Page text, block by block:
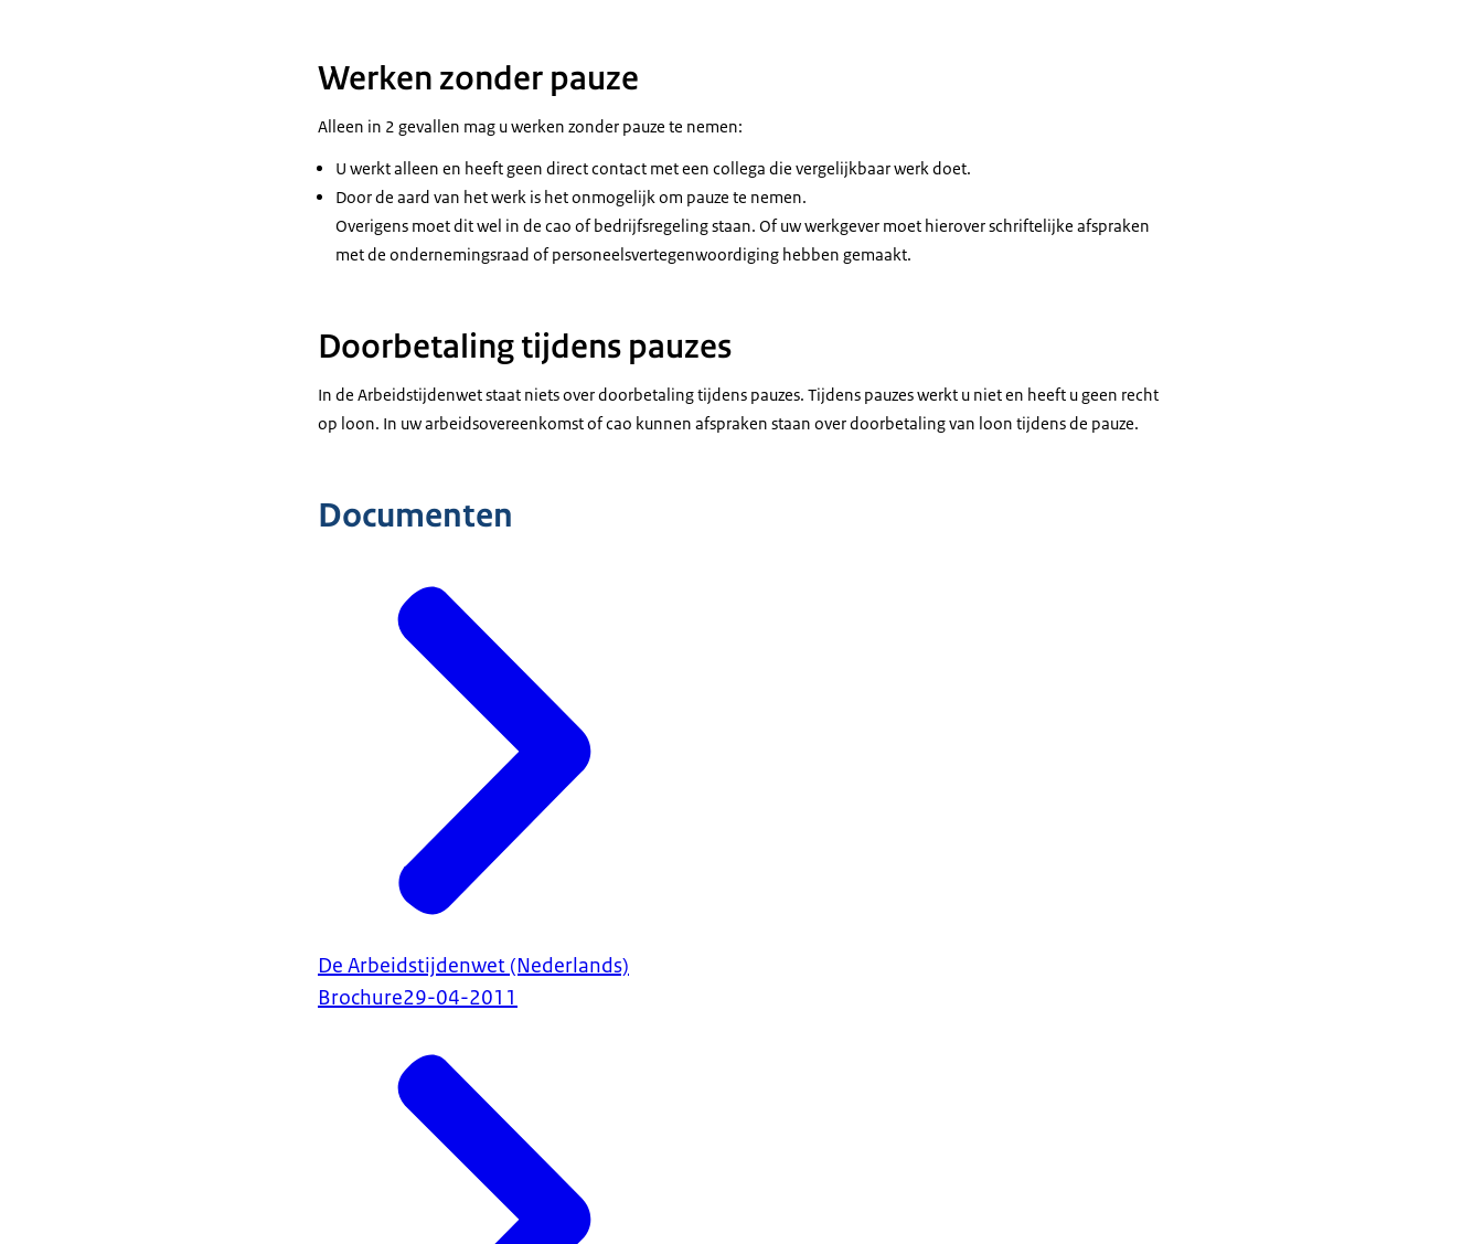
Werken zonder pauze
Alleen in 2 gevallen mag u werken zonder pauze te nemen:
U werkt alleen en heeft geen direct contact met een collega die vergelijkbaar werk doet.
Door de aard van het werk is het onmogelijk om pauze te nemen.
Overigens moet dit wel in de cao of bedrijfsregeling staan. Of uw werkgever moet hierover schriftelijke afspraken
met de ondernemingsraad of personeelsvertegenwoordiging hebben gemaakt.
Doorbetaling tijdens pauzes
In de Arbeidstijdenwet staat niets over doorbetaling tijdens pauzes. Tijdens pauzes werkt u niet en heeft u geen recht
op loon. In uw arbeidsovereenkomst of cao kunnen afspraken staan over doorbetaling van loon tijdens de pauze.
Documenten
De Arbeidstijdenwet (Nederlands)
Brochure29-04-2011